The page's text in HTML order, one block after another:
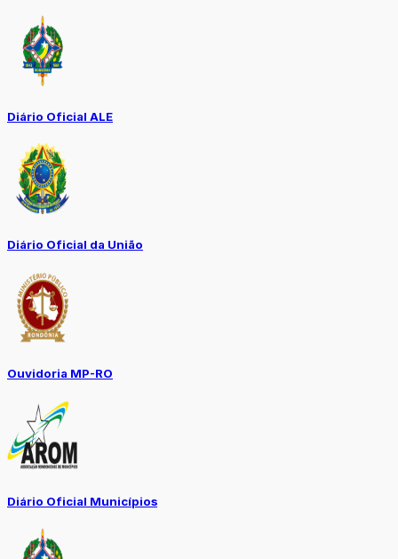
Diário Oficial ALE
Diário Oficial da União
Ouvidoria MP-RO
Diário Oficial Municípios